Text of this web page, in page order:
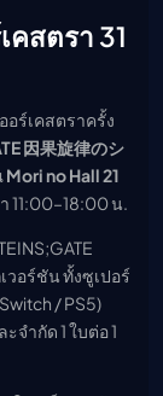
คสตรา 31
อร์เคสตราครั้ง
因果旋律のシ
Mori no Hall 21
11:00–18:00 น.
วอร์ชัน ทั้งซูเปอร์
/ PS5)
ำกัด 1 ใบต่อ 1